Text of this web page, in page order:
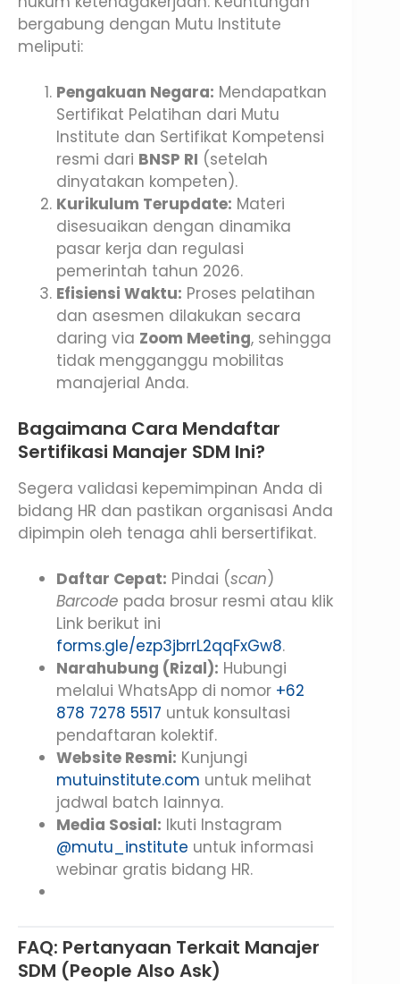
bergabung dengan Mutu Institute
meliputi:
Pengakuan Negara: Mendapatkan
Sertifikat Pelatihan dari Mutu
Institute dan Sertifikat Kompetensi
resmi dari BNSP RI (setelah
dinyatakan kompeten).
Kurikulum Terupdate: Materi
disesuaikan dengan dinamika
pasar kerja dan regulasi
pemerintah tahun 2026.
Efisiensi Waktu: Proses pelatihan
dan asesmen dilakukan secara
daring via Zoom Meeting, sehingga
tidak mengganggu mobilitas
manajerial Anda.
Bagaimana Cara Mendaftar
Sertifikasi Manajer SDM Ini?
Segera validasi kepemimpinan Anda di
bidang HR dan pastikan organisasi Anda
dipimpin oleh tenaga ahli bersertifikat.
Daftar Cepat: Pindai (scan)
Barcode pada brosur resmi atau klik
Link berikut ini
forms.gle/ezp3jbrrL2qqFxGw8.
Narahubung (Rizal): Hubungi
melalui WhatsApp di nomor +62
878 7278 5517 untuk konsultasi
pendaftaran kolektif.
Website Resmi: Kunjungi
mutuinstitute.com untuk melihat
jadwal batch lainnya.
Media Sosial: Ikuti Instagram
@mutu_institute untuk informasi
webinar gratis bidang HR.
FAQ: Pertanyaan Terkait Manajer
SDM (People Also Ask)